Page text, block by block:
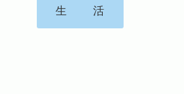
生
活